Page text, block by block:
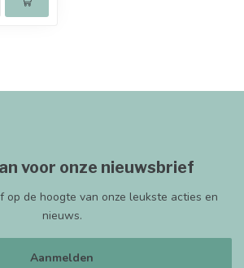
voor onze nieuwsbrief
op de hoogte van onze leukste acties en
nieuws.
Aanmelden